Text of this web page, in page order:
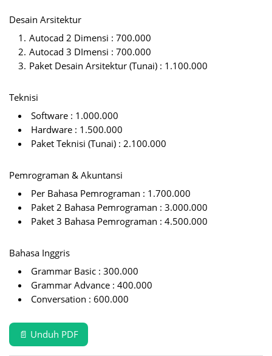
Desain Arsitektur
Autocad 2 Dimensi : 700.000
Autocad 3 DImensi : 700.000
Paket Desain Arsitektur (Tunai) : 1.100.000
Teknisi
Software : 1.000.000
Hardware : 1.500.000
Paket Teknisi (Tunai) : 2.100.000
Pemrograman & Akuntansi
Per Bahasa Pemrograman : 1.700.000
Paket 2 Bahasa Pemrograman : 3.000.000
Paket 3 Bahasa Pemrograman : 4.500.000
Bahasa Inggris
Grammar Basic : 300.000
Grammar Advance : 400.000
Conversation : 600.000
📄 Unduh PDF